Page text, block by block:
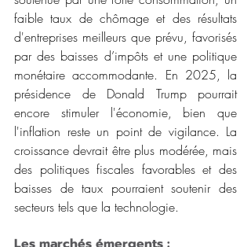
faible taux de chômage et des résultats
d'entreprises meilleurs que prévu, favorisés
par des baisses d’impôts et une politique
monétaire accommodante. En 2025, la
présidence de Donald Trump pourrait
encore stimuler l'économie, bien que
l'inflation reste un point de vigilance. La
croissance devrait être plus modérée, mais
des politiques fiscales favorables et des
baisses de taux pourraient soutenir des
secteurs tels que la technologie.